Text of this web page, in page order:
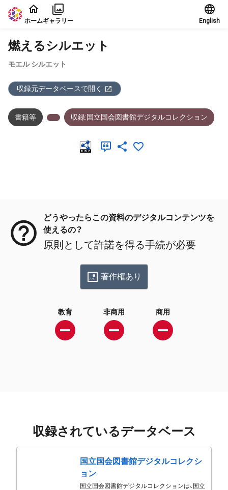
本文に飛ぶ
ホームギャラリー English
燃えるシルエット
モエル シルエット
収録元データベースで開く
書籍等 収録:国立国会図書館デジタルコレクション
どうやったらこの資料のデジタルコンテンツを
使えるの？
原則として許諾を得る手続が必要
著作権あり
教育 非商用 商用
収録されているデータベース
国立国会図書館デジタルコレクシ
ョン
国立国会図書館デジタルコレクションは、国立